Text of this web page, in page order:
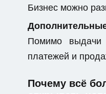
Бизнес можно
Помимо выдачи
платежей и
Почему всё